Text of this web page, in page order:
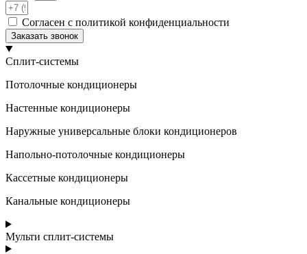
Согласен с политикой конфиденциальности
Заказать звонок
Сплит-системы
Потолочные кондиционеры
Настенные кондиционеры
Наружные универсальные блоки кондиционеров
Напольно-потолочные кондиционеры
Кассетные кондиционеры
Канальные кондиционеры
Мульти сплит-системы